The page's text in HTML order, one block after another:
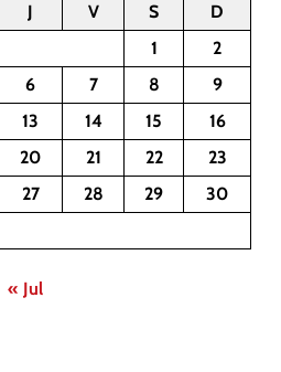
J V S
D
1
2
6 7 8
9
13 14 15
16
20 21 22
23
27 28 29
30
« Jul